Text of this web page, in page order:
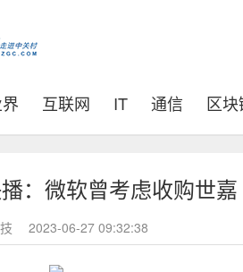
互联网 IT 通信 区块
：微软曾考虑收购世嘉
2023-06-27 09:32:38